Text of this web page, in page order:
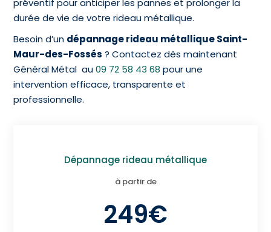
préventif pour anticiper les pannes et prolonger la
durée de vie de votre rideau métallique.
Besoin d’un dépannage rideau métallique Saint-
Maur-des-Fossés ? Contactez dès maintenant
Général Métal au09 72 58 43 68 pour une
intervention efficace, transparente et
professionnelle.
Dépannage rideau métallique
à partir de
249€